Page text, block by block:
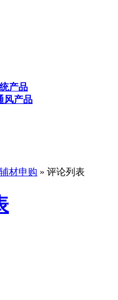
产品
风产品
辅材申购 » 评论列表